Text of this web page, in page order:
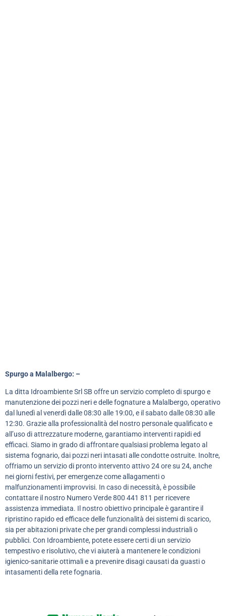
Spurgo a Malalbergo: –
La ditta Idroambiente Srl SB offre un servizio completo di spurgo e
manutenzione dei pozzi neri e delle fognature a Malalbergo, operativo
dal lunedì al venerdì dalle 08:30 alle 19:00, e il sabato dalle 08:30 alle
12:30. Grazie alla professionalità del nostro personale qualificato e
all’uso di attrezzature moderne, garantiamo interventi rapidi ed
efficaci. Siamo in grado di affrontare qualsiasi problema legato al
sistema fognario, dai pozzi neri intasati alle condotte ostruite. Inoltre,
offriamo un servizio di pronto intervento attivo 24 ore su 24, anche
nei giorni festivi, per emergenze come allagamenti o
malfunzionamenti improvvisi. In caso di necessità, è possibile
contattare il nostro Numero Verde 800 441 811 per ricevere
assistenza immediata. Il nostro obiettivo principale è garantire il
ripristino rapido ed efficace delle funzionalità dei sistemi di scarico,
sia per abitazioni private che per grandi complessi industriali o
pubblici. Con Idroambiente, potete essere certi di un servizio
tempestivo e risolutivo, che vi aiuterà a mantenere le condizioni
igienico-sanitarie ottimali e a prevenire disagi causati da guasti o
intasamenti della rete fognaria.